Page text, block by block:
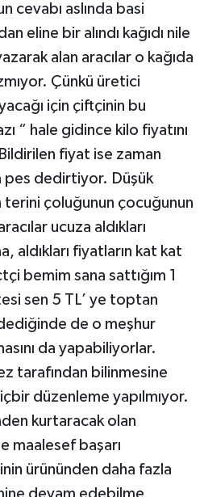
cevabı aslında basi
eline bir alındı kağıdı nile
alan aracılar o kağıda
Çünkü üretici
için çiftçinin bu
“ hale gidince kilo fiyatını
fiyat ise zaman
pes dedirtiyor. Düşük
terini çoluğunun çocuğunun
ucuza aldıkları
aldıkları fiyatların kat kat
bemim sana sattığım 1
sen 5 TL’ ye toptan
de o meşhur
da yapabiliyorlar.
tarafından bilinmesine
düzenleme yapılmıyor.
kurtaracak olan
maalesef başarı
ürününden daha fazla